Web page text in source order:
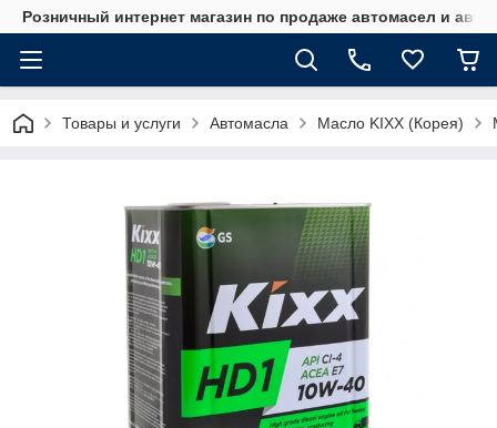
Розничный интернет магазин по продаже автомасел и
Товары и услуги Автомасла Масло KIXX (Корея)